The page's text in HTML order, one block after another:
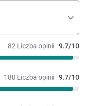
82 Liczba opinii 9.7/10
180 Liczba opinii 9.7/10